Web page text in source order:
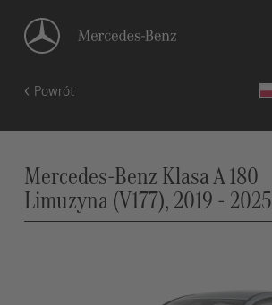
Powrót
Mercedes-Benz Klasa A 180
Limuzyna (V177), 2019 - 2025